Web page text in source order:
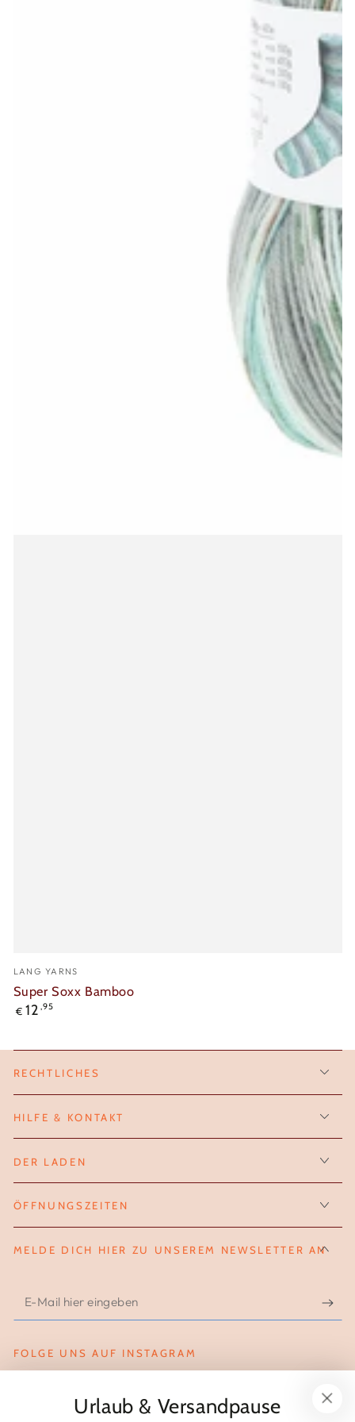
Verkäufer/in:
LANG YARNS
Super Soxx Bamboo
Regulärer
€ 12 ,95
RECHTLICHES
HILFE & KONTAKT
DER LADEN
ÖFFNUNGSZEITEN
MELDE DICH HIER ZU UNSEREM NEWSLETTER AN
E-
Mail
hier
eingeben
FOLGE UNS AUF INSTAGRAM
Instagram
Urlaub & Versandpause